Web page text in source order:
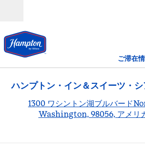
ご滞在
ハンプトン・イン＆スイーツ・
1300 ワシントン湖ブルバード
Washington, 98056, アメリ